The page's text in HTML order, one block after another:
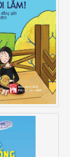
Cái Vợ